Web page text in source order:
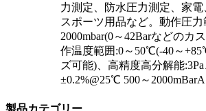
力測定、防水圧力測定、家
スポーツ用品など。動作圧力
2000mbar(0～42Barなどのカ
作温度範囲:0～50℃(-40～
ズ可能)、高精度高分解能
±0.2%@25℃ 500～2000mBarA
製品カテゴリー